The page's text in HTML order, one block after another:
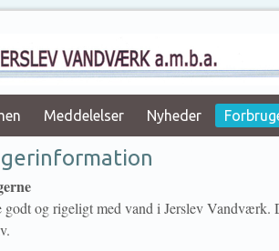
Meddelelser Nyheder
godt og rigeligt med vand i Jerslev Vandværk.